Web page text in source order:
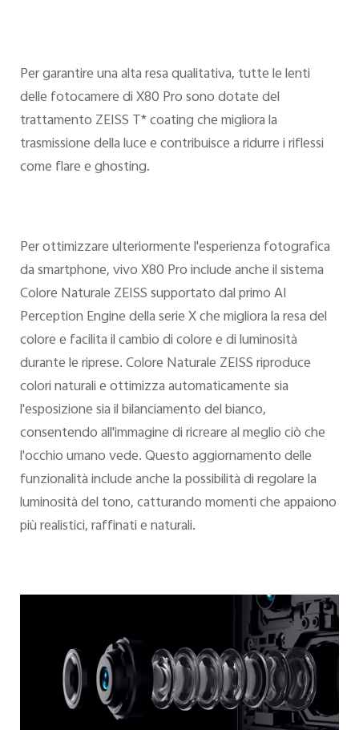
Per garantire una alta resa qualitativa, tutte le lenti
delle fotocamere di X80 Pro sono dotate del
trattamento ZEISS T* coating che migliora la
trasmissione della luce e contribuisce a ridurre i riflessi
come flare e ghosting.
Per ottimizzare ulteriormente l'esperienza fotografica
da smartphone, vivo X80 Pro include anche il sistema
Colore Naturale ZEISS supportato dal primo AI
Perception Engine della serie X che migliora la resa del
colore e facilita il cambio di colore e di luminosità
durante le riprese. Colore Naturale ZEISS riproduce
colori naturali e ottimizza automaticamente sia
l'esposizione sia il bilanciamento del bianco,
consentendo all'immagine di ricreare al meglio ciò che
l'occhio umano vede. Questo aggiornamento delle
funzionalità include anche la possibilità di regolare la
luminosità del tono, catturando momenti che appaiono
più realistici, raffinati e naturali.